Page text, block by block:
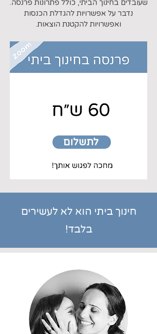
שעובדים בחינוך הביתי, כולל פתרונות פרנסה.
נדבר על אפשרויות להגדלת הכנסות
ואפשרויות להקטנת הוצאות.
לתשלום
חינוך ביתי הוא לא לעשירים
בלבד!